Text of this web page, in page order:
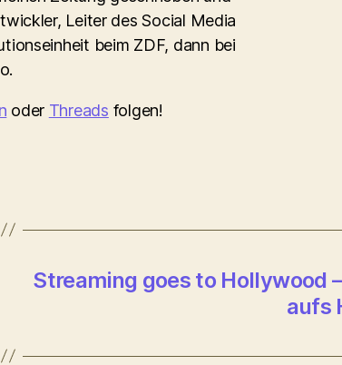
Leiter des Social Media
beim ZDF, dann bei
oder Threads folgen!
Streaming goes to Hollywood
aufs